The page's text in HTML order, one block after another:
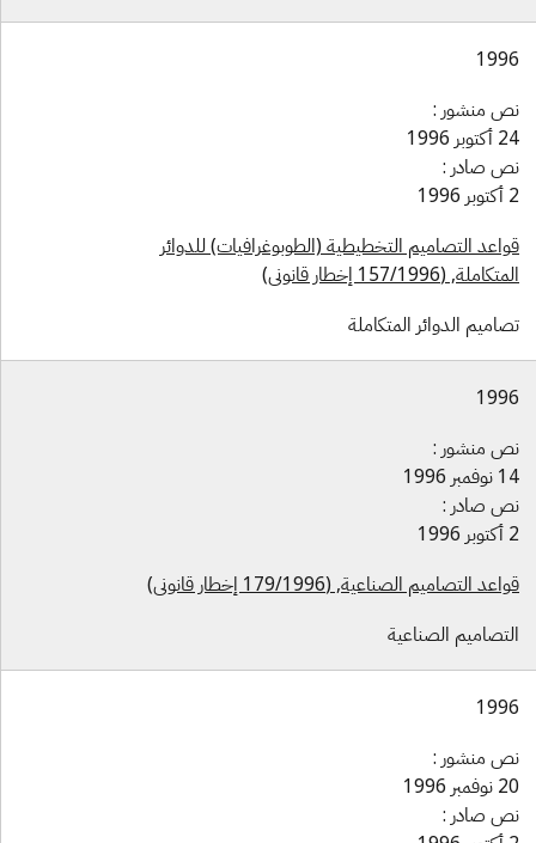
منشور :
صادر :
التصاميم التخطيطية (الطوبوغرافيات) للدوائر
(157/1996 إخطار قانوني)
الدوائر المتكاملة
منشور :
صادر :
التصاميم الصناعية, (179/1996 إخطار قانوني)
الصناعية
منشور :
صادر :